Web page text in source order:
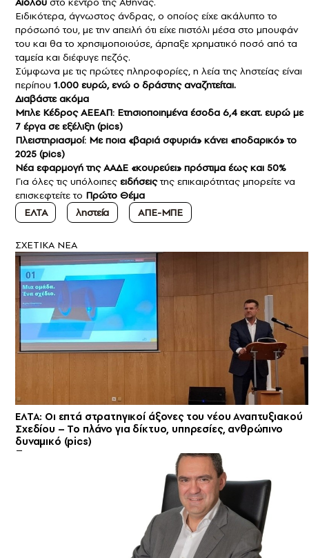
Ειδικότερα, άγνωστος άνδρας, ο οποίος είχε ακάλυπτο το
πρόσωπό του, με την απειλή ότι είχε πιστόλι μέσα στο μπουφάν
του και θα το χρησιμοποιούσε, άρπαξε χρηματικό ποσό από τα
ταμεία και διέφυγε πεζός.
Σύμφωνα με τις πρώτες πληροφορίες, η λεία της ληστείας είναι
περίπου 1.000 ευρώ, ενώ ο δράστης αναζητείται.
Διαβάστε ακόμα
Μπλε Κέδρος ΑΕΕΑΠ: Ετησιοποιημένα έσοδα 6,4 εκατ. ευρώ με
7 έργα σε εξέλιξη (pics)
Πλειστηριασμοί: Με ποια «βαριά σφυριά» κάνει «ποδαρικό» το
2025 (pics)
Νέα εφαρμογή της ΑΑΔΕ «κουρεύει» πρόστιμα έως και 50%
Για όλες τις υπόλοιπες ειδήσεις της επικαιρότητας μπορείτε να
επισκεφτείτε το Πρώτο Θέμα
ΕΛΤΑ
ληστεία ΑΠΕ-ΜΠΕ
ΣXETIKA NEA
ΕΛΤΑ: Οι επτά στρατηγικοί άξονες του νέου Αναπτυξιακού
Σχεδίου – Το πλάνο για δίκτυο, υπηρεσίες, ανθρώπινο
δυναμικό (pics)